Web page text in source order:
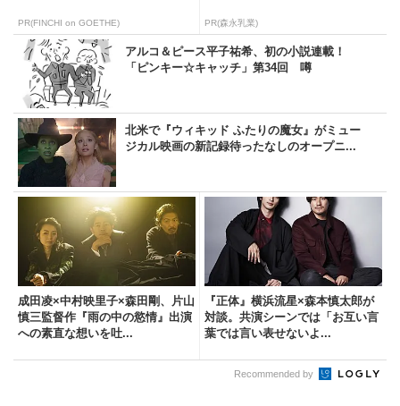
PR(FINCHI on GOETHE) PR(森永乳業)
アルコ＆ピース平子祐希、初の小説連載！
「ピンキー☆キャッチ」第34回 噂
北米で『ウィキッド ふたりの魔女』がミュー
ジカル映画の新記録待ったなしのオープニ...
成田凌×中村映里子×森田剛、片山
慎三監督作『雨の中の慾情』出演
への素直な想いを吐...
『正体』横浜流星×森本慎太郎が
対談。共演シーンでは「お互い言
葉では言い表せないよ...
Recommended by